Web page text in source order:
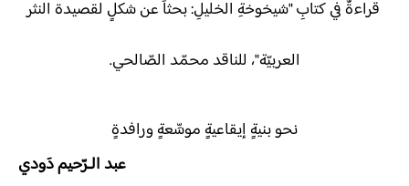
قراءةٌ في كتابِ "شيخوخةِ الخليلِ: بحثاً عن شكلٍ لقصيدة النثر
العربيّة"، للناقد محمّد الصّالحي.
نحو بنيةٍ إيقاعيةٍ موسِّعةٍ ورافدةٍ
عبد الـرّحيم دَودي